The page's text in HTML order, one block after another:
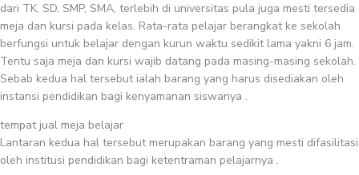
dari TK, SD, SMP, SMA, terlebih di universitas pula juga mesti tersedia
meja dan kursi pada kelas. Rata-rata pelajar berangkat ke sekolah
berfungsi untuk belajar dengan kurun waktu sedikit lama yakni 6 jam.
Tentu saja meja dan kursi wajib datang pada masing-masing sekolah.
Sebab kedua hal tersebut ialah barang yang harus disediakan oleh
instansi pendidikan bagi kenyamanan siswanya .
tempat jual meja belajar
Lantaran kedua hal tersebut merupakan barang yang mesti difasilitasi
oleh institusi pendidikan bagi ketentraman pelajarnya .